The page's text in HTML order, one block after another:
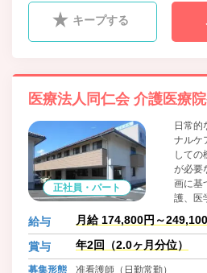
キープする
医療法人同仁会 介護医療
正社員・パート
日常的
ナルケ
しての
が必要
画に基
護、医
び機
に日常
り、入
給与 月給 174,800円～
賞与 年2回（2.0ヶ月分位）
募集形態
准看護師（日勤常勤）